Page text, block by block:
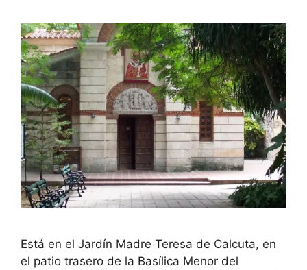
Está en el Jardín Madre Teresa de Calcuta, en
el patio trasero de la Basílica Menor del